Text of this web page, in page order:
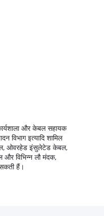
और केबल सहायक
विभाग इत्यादि शामिल
ओवरहेड इंसुलेटेड केबल,
और विभिन्न लौ मंदक,
हैं।